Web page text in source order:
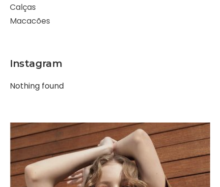
Calças
Macacões
Instagram
Nothing found